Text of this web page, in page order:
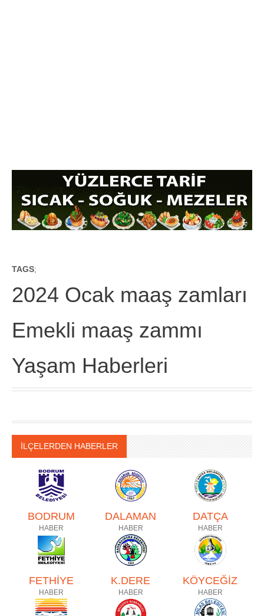
TAGS;
2024 Ocak maaş zamları
Emekli maaş zammı
Yaşam Haberleri
İLÇELERDEN HABERLER
BODRUM
HABER
DALAMAN
HABER
DATÇA
HABER
FETHİYE
HABER
K.DERE
HABER
KÖYCEĞİZ
HABER